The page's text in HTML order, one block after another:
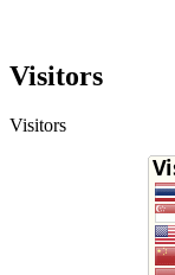
Visitors
Visitors